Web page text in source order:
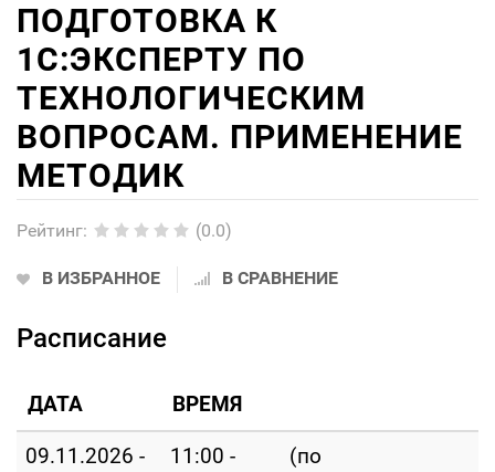
ПОДГОТОВКА К
1С:ЭКСПЕРТУ ПО
ТЕХНОЛОГИЧЕСКИМ
ВОПРОСАМ. ПРИМЕНЕНИЕ
МЕТОДИК
Рейтинг: (0.0)
В ИЗБРАННОЕ В СРАВНЕНИЕ
Расписание
ДАТА ВРЕМЯ
09.11.2026 -
11:00 -
(по